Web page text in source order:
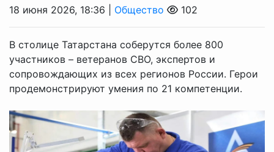
18 июня 2026, 18:36 | Общество 102
В столице Татарстана соберутся более 800
участников – ветеранов СВО, экспертов и
сопровождающих из всех регионов России. Герои
продемонстрируют умения по 21 компетенции.